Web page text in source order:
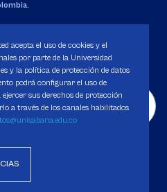
del 14 de enero de 1980.
acepta el uso de cookies y el
por parte de la Universidad
y la política de protección de datos
podrá configurar el uso de
sus derechos de protección
a través de los canales habilitados